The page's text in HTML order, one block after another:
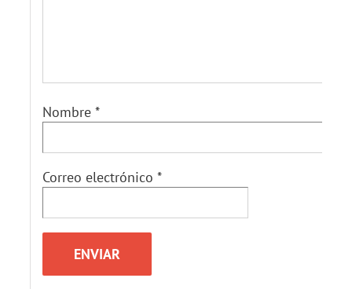
Nombre *
Correo electrónico *